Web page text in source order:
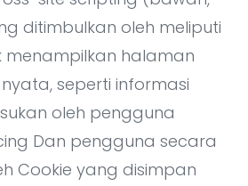
Kontak
ditimbulkan oleh meliputi
menampilkan halaman
seperti informasi
oleh pengguna
Dan pengguna secara
Cookie yang disimpan